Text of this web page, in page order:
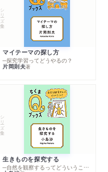
シリーズ・全集
マイテーマの探し方
─探究学習ってどうやるの？
片岡則夫著
シリーズ・全集
生きものを探究する
─自然を観察するってどういうこと？